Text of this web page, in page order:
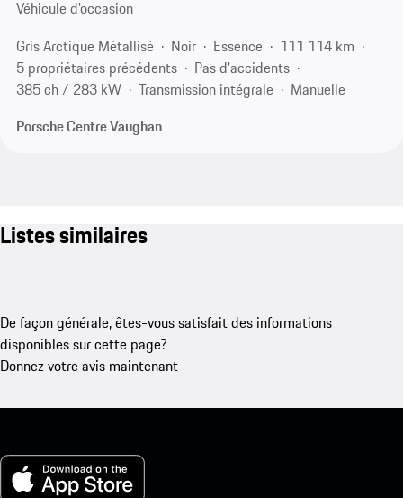
Véhicule d'occasion
Gris Arctique Métallisé
Noir Essence
111 114 km
5 propriétaires précédents
Pas d'accidents
385 ch / 283 kW
Transmission intégrale
Manuelle
Porsche Centre Vaughan
Listes similaires
De façon générale, êtes-vous satisfait des informations
disponibles sur cette page?
Donnez votre avis maintenant